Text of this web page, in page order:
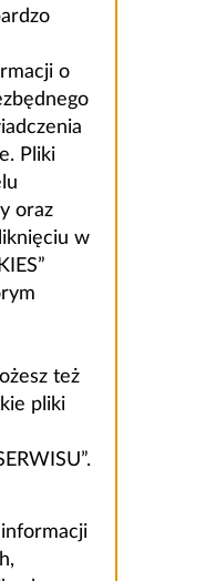
o
Pliki
oraz
w
też
pliki